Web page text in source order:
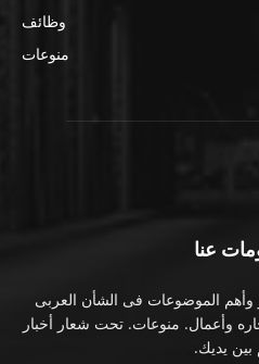
وظائف
منوعات
عنا
وأهم الموضوعات فى الشأن العربى
وأعمال. منوعات. تحت شعار أخبار
بين يديك.